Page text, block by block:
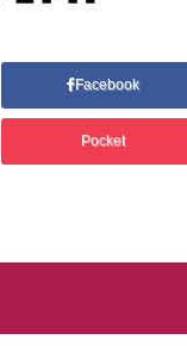
Facebook
Pocket